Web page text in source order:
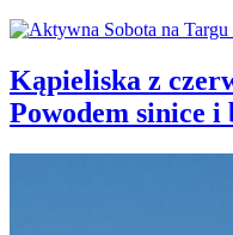
Kąpieliska z
Powodem sinice i